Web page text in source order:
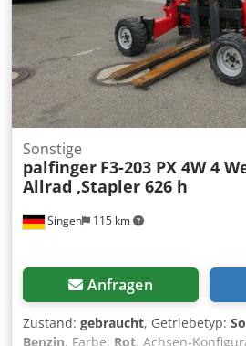
Singen 115 km
Sonstige
palfinger F3-203 PX 4W 4
Allrad ,Stapler 626 h
Anfragen
Zustand: gebraucht, Getriebetyp:
Benzin, Farbe: Rot, Achsen-